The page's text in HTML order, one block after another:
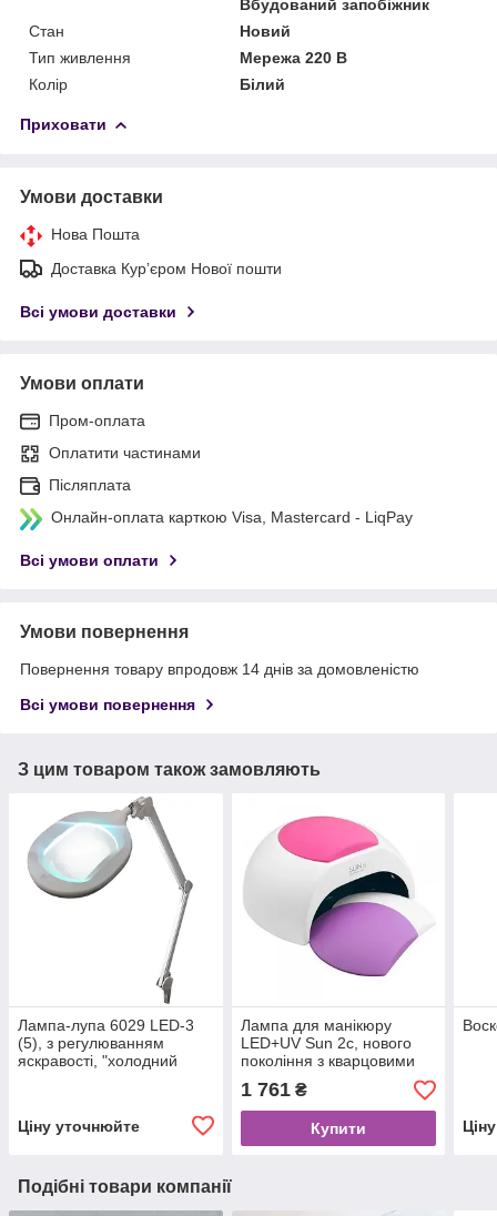
Вбудований запобіжник
Стан
Новий
Тип живлення
Мережа 220 В
Колір
Білий
Приховати
Умови доставки
Нова Пошта
Доставка Курʼєром Нової пошти
Всі умови доставки
Умови оплати
Пром-оплата
Оплатити частинами
Післяплата
Онлайн-оплата карткою Visa, Mastercard - LiqPay
Всі умови оплати
Умови повернення
Повернення товару впродовж 14 днів за домовленістю
Всі умови повернення
З цим товаром також замовляють
Лампа-лупа 6029 LED-3
(5), з регулюванням
яскравості, "холодний
Ціну уточнюйте
Лампа для манікюру
LED+UV Sun 2с, нового
покоління з кварцовими
діодами, 48 Вт
1 761₴
Купити
Подібні товари компанії